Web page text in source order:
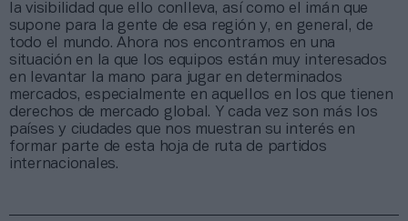
la visibilidad que ello conlleva, así como el imán que
supone para la gente de esa región y, en general, de
todo el mundo. Ahora nos encontramos en una
situación en la que los equipos están muy interesados
en levantar la mano para jugar en determinados
mercados, especialmente en aquellos en los que tienen
derechos de mercado global. Y cada vez son más los
países y ciudades que nos muestran su interés en
formar parte de esta hoja de ruta de partidos
internacionales.